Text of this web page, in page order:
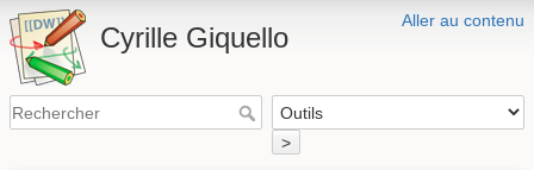
Aller au contenu
Cyrille Giquello
>